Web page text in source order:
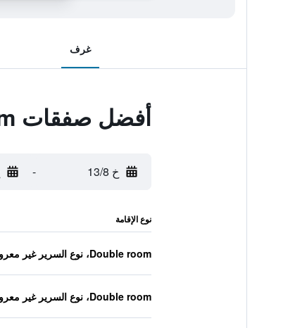
غرف
أفضل صفقات Hotel Pension Dahlem
خ 13/8 -
نوع الإقامة
Double room، نوع السرير غير معروف
Double room، نوع السرير غير معروف